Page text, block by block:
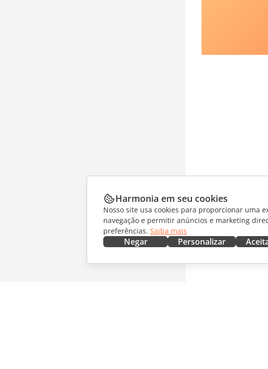
Harmonia em seu cookies
Nosso site usa cookies para proporcionar uma
navegação e permitir anúncios e marketing
preferências. Saiba mais
Negar Personalizar